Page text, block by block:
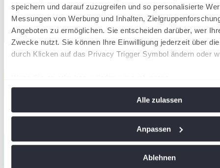
speichern und darauf zuzugreifen und so personalisierte
Messungen von Werbung und Inhalten,
Angeboten zu ermöglichen. Sie entscheiden darüber, wer
Zwecke nutzt. Sie können Ihre Einwilligung jederzeit über
durch Klicken auf das Privacy Trigger Symbol ändern oder
Ihr Gerät durch aktives Scannen nach bestimmten
Erfahren Sie mehr darüber, wie Ihre persönlichen Daten
Alle zulassen
Anpassen
Ablehnen